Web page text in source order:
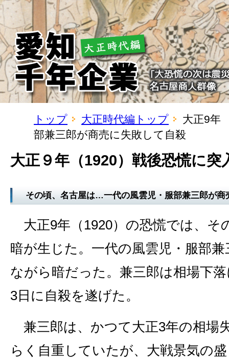
トップ 大正時代編トップ
大正9年
部兼三郎が商売に失敗して自殺
大正９年（1920）戦後恐慌に突
その頃、名古屋は…一代の風雲児・服部兼三郎が商
大正9年（1920）の恐慌では、そ
暗が生じた。一代の風雲児・服部
ながら暗だった。兼三郎は相場下
3日に自殺を遂げた。
兼三郎は、かつて大正3年の相場
らく自重していたが、大戦景気の